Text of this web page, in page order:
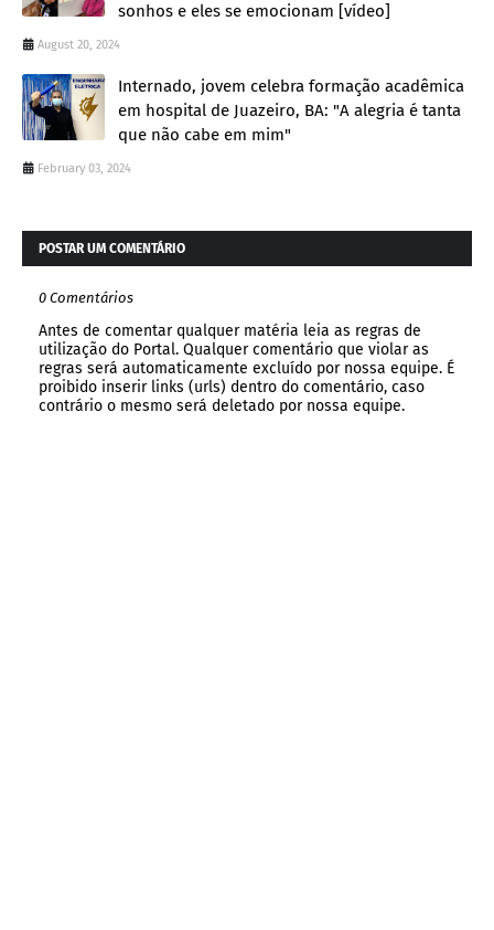
sonhos e eles se emocionam [vídeo]
August 20, 2024
Internado, jovem celebra formação acadêmica
em hospital de Juazeiro, BA: "A alegria é tanta
que não cabe em mim"
February 03, 2024
POSTAR UM COMENTÁRIO
0 Comentários
Antes de comentar qualquer matéria leia as regras de
utilização do Portal. Qualquer comentário que violar as
regras será automaticamente excluído por nossa equipe. É
proibido inserir links (urls) dentro do comentário, caso
contrário o mesmo será deletado por nossa equipe.